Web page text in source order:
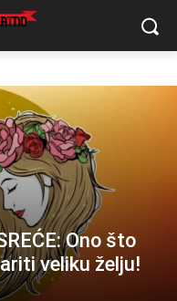
Ono što
veliku želju!